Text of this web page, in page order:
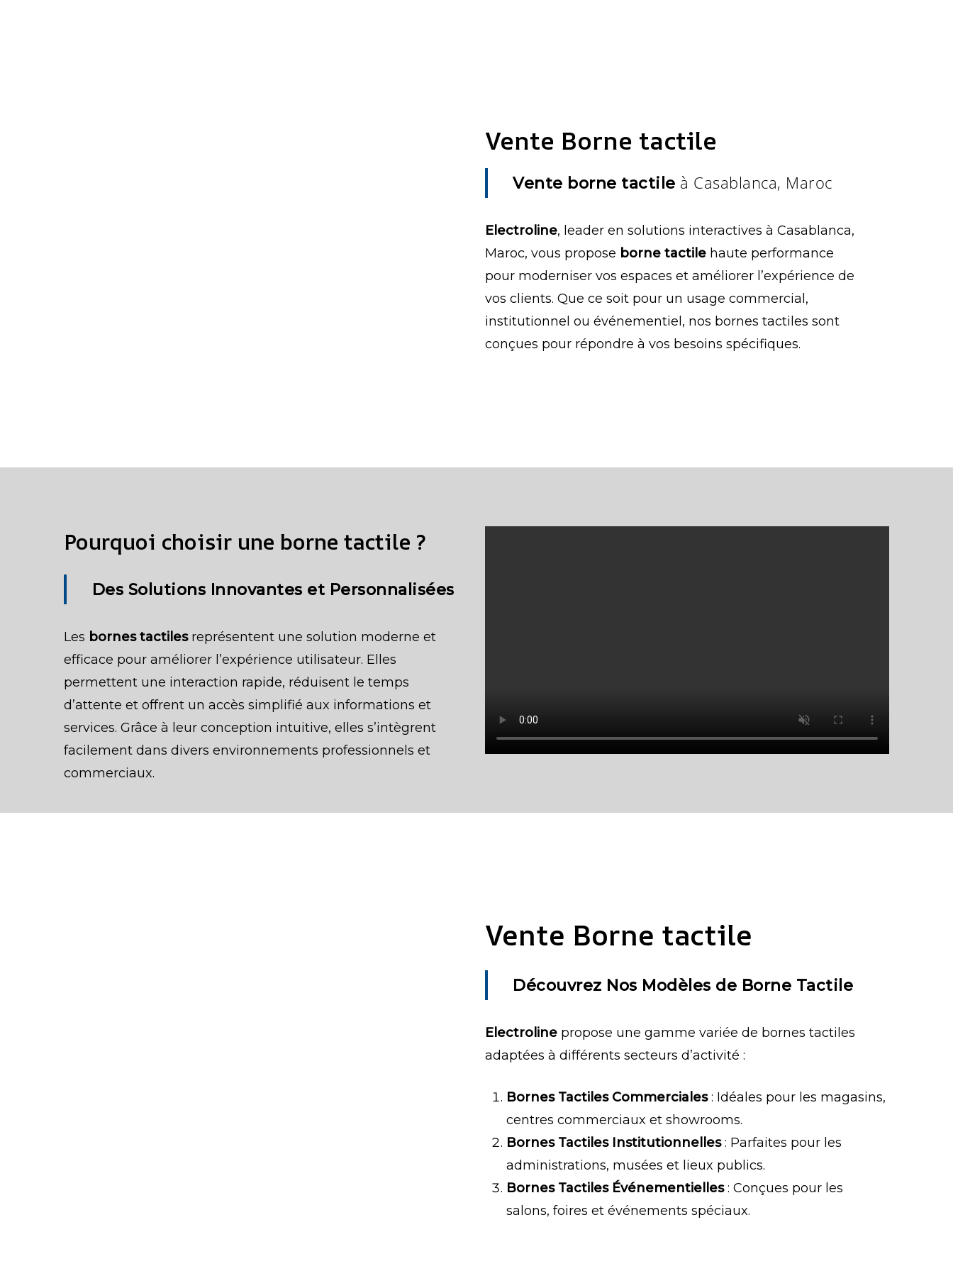
Vente Borne tactile
Vente borne tactile à Casablanca, Maroc
Electroline, leader en solutions interactives à Casablanca,
Maroc, vous propose borne tactilehaute performance
pour moderniser vos espaces et améliorer l’expérience de
vos clients. Que ce soit pour un usage commercial,
institutionnel ou événementiel, nos bornes tactiles sont
conçues pour répondre à vos besoins spécifiques.
Pourquoi choisir une borne tactile ?
Des Solutions Innovantes et Personnalisées
Les bornes tactilesreprésentent une solution moderne et
efficace pour améliorer l’expérience utilisateur. Elles
permettent une interaction rapide, réduisent le temps
d’attente et offrent un accès simplifié aux informations et
services. Grâce à leur conception intuitive, elles s’intègrent
facilement dans divers environnements professionnels et
commerciaux.
Vente Borne tactile
Découvrez Nos Modèles de Borne Tactile
Electrolinepropose une gamme variée de bornes tactiles
adaptées à différents secteurs d’activité :
Bornes Tactiles Commerciales: Idéales pour les magasins,
centres commerciaux et showrooms.
Bornes Tactiles Institutionnelles: Parfaites pour les
administrations, musées et lieux publics.
Bornes Tactiles Événementielles: Conçues pour les
salons, foires et événements spéciaux.